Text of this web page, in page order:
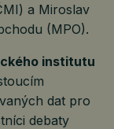
a Miroslav
(MPO).
institutu
dat pro
debaty